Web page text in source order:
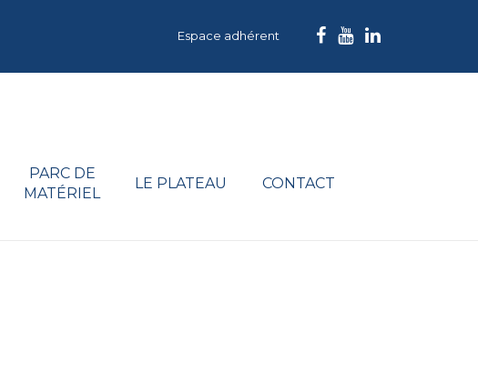
Espace adhérent
PARC DE
MATÉRIEL
LE PLATEAU CONTACT